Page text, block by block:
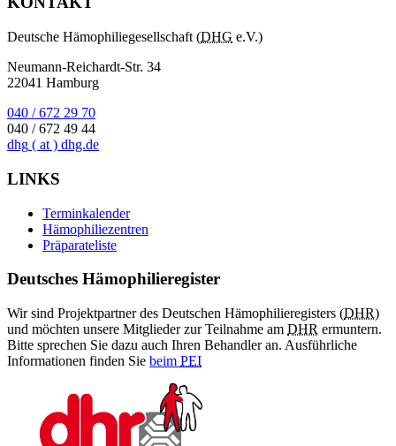
Deutsche Hämophiliegesellschaft (DHG e.V.)
Neumann-Reichardt-Str. 34
22041 Hamburg
040 / 672 29 70
040 / 672 49 44
dhg ( at ) dhg.de
LINKS
Terminkalender
Hämophiliezentren
Präparateliste
Deutsches Hämophilieregister
Wir sind Projektpartner des Deutschen Hämophilieregisters (DHR)
und möchten unsere Mitglieder zur Teilnahme am DHR ermuntern.
Bitte sprechen Sie dazu auch Ihren Behandler an. Ausführliche
Informationen finden Sie beim PEI